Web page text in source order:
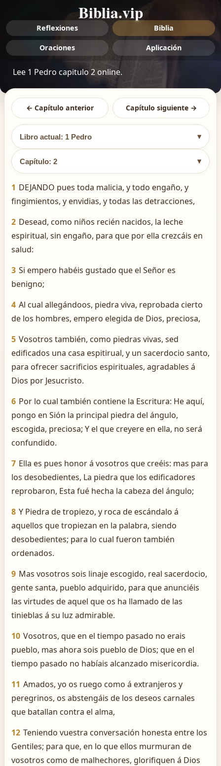
Biblia.vip
Reflexiones Biblia
Oraciones Aplicación
Lee 1 Pedro capitulo 2 online.
← Capítulo anterior Capítulo siguiente →
Libro actual: 1 Pedro ▾
Capítulo: 2 ▾
1 DEJANDO pues toda malicia, y todo engaño, y
fingimientos, y envidias, y todas las detracciones,
2 Desead, como niños recién nacidos, la leche
espiritual, sin engaño, para que por ella crezcáis en
salud:
3 Si empero habéis gustado que el Señor es
benigno;
4 Al cual allegándoos, piedra viva, reprobada cierto
de los hombres, empero elegida de Dios, preciosa,
5 Vosotros también, como piedras vivas, sed
edificados una casa espitirual, y un sacerdocio santo,
para ofrecer sacrificios espirituales, agradables á
Dios por Jesucristo.
6 Por lo cual también contiene la Escritura: He aquí,
pongo en Sión la principal piedra del ángulo,
escogida, preciosa; Y el que creyere en ella, no será
confundido.
7 Ella es pues honor á vosotros que creéis: mas para
los desobedientes, La piedra que los edificadores
reprobaron, Esta fué hecha la cabeza del ángulo;
8 Y Piedra de tropiezo, y roca de escándalo á
aquellos que tropiezan en la palabra, siendo
desobedientes; para lo cual fueron también
ordenados.
9 Mas vosotros sois linaje escogido, real sacerdocio,
gente santa, pueblo adquirido, para que anunciéis
las virtudes de aquel que os ha llamado de las
tinieblas á su luz admirable.
10 Vosotros, que en el tiempo pasado no erais
pueblo, mas ahora sois pueblo de Dios; que en el
tiempo pasado no habíais alcanzado misericordia.
11 Amados, yo os ruego como á extranjeros y
peregrinos, os abstengáis de los deseos carnales
que batallan contra el alma,
12 Teniendo vuestra conversación honesta entre los
Gentiles; para que, en lo que ellos murmuran de
vosotros como de malhechores, glorifiquen á Dios